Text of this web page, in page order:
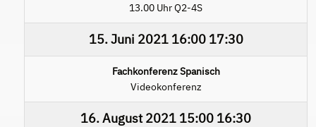
13.00 Uhr Q2-4S
15. Juni 202116:00 17:30
Fachkonferenz Spanisch
Videokonferenz
16. August 2021 15:00 16:30